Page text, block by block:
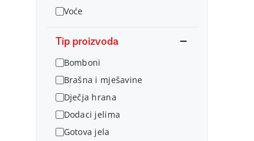
Voće
Tip proizvoda
Bomboni
Brašna i mješavine
Dječja hrana
Dodaci jelima
Gotova jela